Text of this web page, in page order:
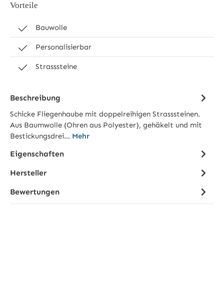
Vorteile
Bauwolle
Personalisierbar
Strasssteine
Beschreibung
Schicke Fliegenhaube mit doppelreihigen Strasssteinen.
Aus Baumwolle (Ohren aus Polyester), gehäkelt und mit
Bestickungsdrei… Mehr
Eigenschaften
Hersteller
Bewertungen